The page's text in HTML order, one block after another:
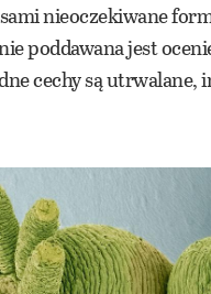
nieoczekiwane
poddawana jest
cechy są utrwalane,